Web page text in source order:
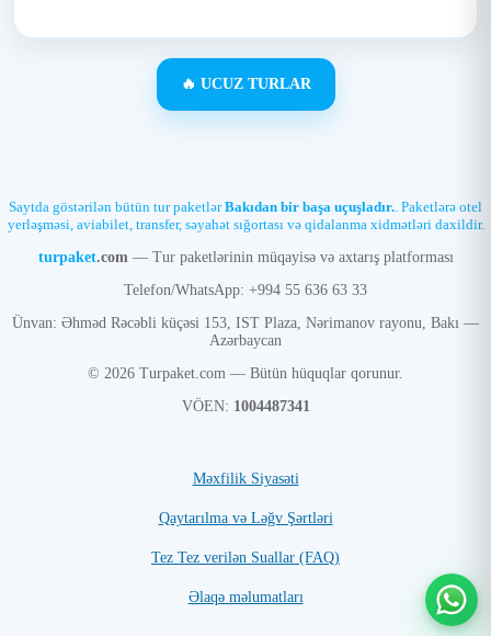
🔥 UCUZ TURLAR
Saytda göstərilən bütün tur paketlərBakıdan bir başa uçuşladır.. Paketlərə otel
yerləşməsi, aviabilet, transfer, səyahət sığortası və qidalanma xidmətləri daxildir.
turpaket.com— Tur paketlərinin müqayisə və axtarış platforması
Telefon/WhatsApp: +994 55 636 63 33
Ünvan: Əhməd Rəcəbli küçəsi 153, IST Plaza, Nərimanov rayonu, Bakı —
Azərbaycan
© 2026 Turpaket.com — Bütün hüquqlar qorunur.
VÖEN: 1004487341
Məxfilik Siyasəti
Qaytarılma və Ləğv Şərtləri
Tez Tez verilən Suallar (FAQ)
Əlaqə məlumatları